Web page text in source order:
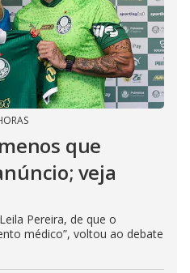
que
veja
Pereira, de que o
médico”, voltou ao debate